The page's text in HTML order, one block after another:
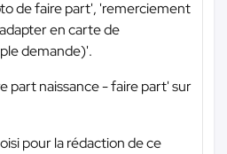
de faire part', 'remerciement
en carte de
demande)'.
part naissance - faire part' sur
pour la rédaction de ce